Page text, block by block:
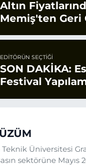
Altın
Memiş'ten Geri
EDITÖRÜN SEÇTIĞI
SON DAKİKA:
Festival
Teknik Üniversitesi
sektörüne Mayıs